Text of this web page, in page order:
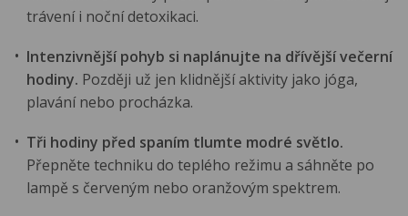
trávení i noční detoxikaci.
Intenzivnější pohyb si naplánujte na dřívější večerní
hodiny. Později už jen klidnější aktivity jako jóga,
plavání nebo procházka.
Tři hodiny před spaním tlumte modré světlo.
Přepněte techniku do teplého režimu a sáhněte po
lampě s červeným nebo oranžovým spektrem.